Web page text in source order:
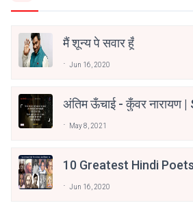
मैं शून्य पे सवार हूँ
Jun 16, 2020
अंतिम ऊँचाई - कुँवर नारायण
May 8, 2021
10 Greatest Hindi
Jun 16, 2020